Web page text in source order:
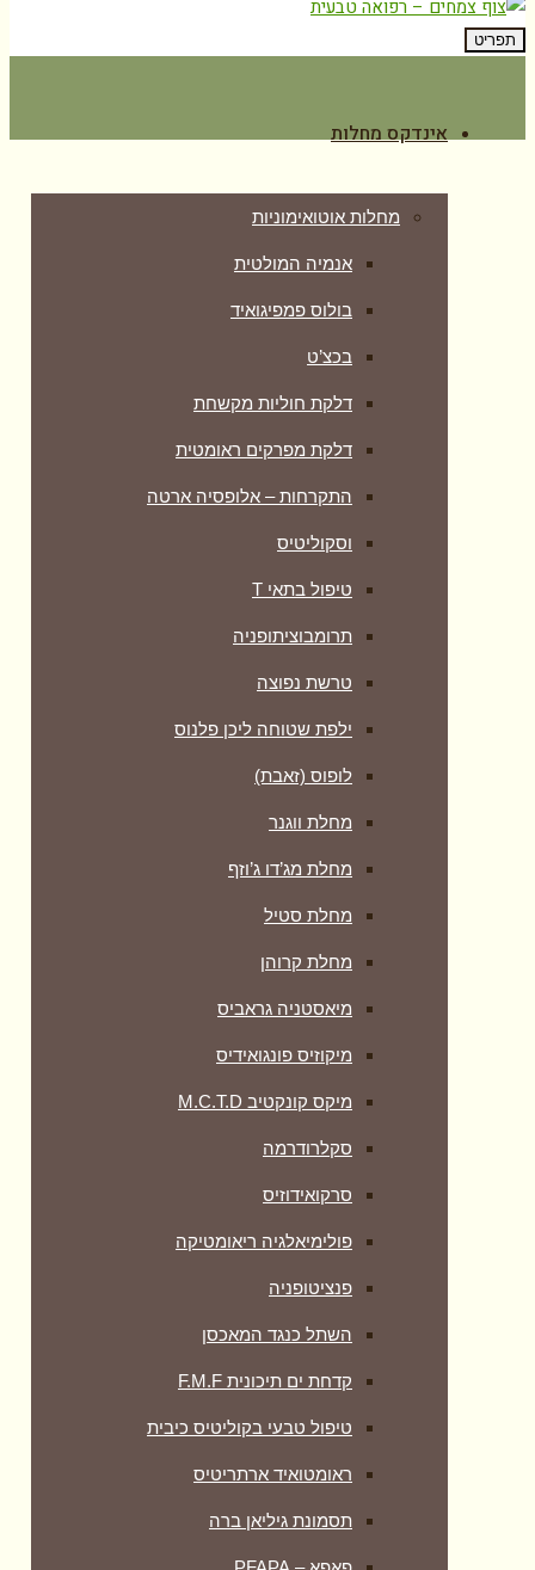
תפריט
אינדקס מחלות
מחלות אוטואימוניות
אנמיה המולטית
בולוס פמפיגואיד
בכצ’ט
דלקת חוליות מקשחת
דלקת מפרקים ראומטית
התקרחות – אלופסיה ארטה
וסקוליטיס
טיפול בתאי T
תרומבוציתופניה
טרשת נפוצה
ילפת שטוחה ליכן פלנוס
לופוס (זאבת)
מחלת ווגנר
מחלת מג’דו ג’וזף
מחלת סטיל
מחלת קרוהן
מיאסטניה גראביס
מיקוזיס פונגואידיס
מיקס קונקטיב M.C.T.D
סקלרודרמה
סרקואידוזיס
פולימיאלגיה ריאומטיקה
‏פנציטופניה
השתל כנגד המאכסן
קדחת ים תיכונית F.M.F
טיפול טבעי בקוליטיס כיבית
ראומטואיד ארתריטיס
תסמונת גיליאן ברה